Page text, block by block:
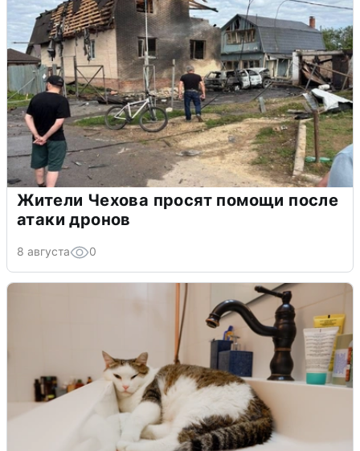
Жители Чехова просят помощи после
атаки дронов
8 августа 0